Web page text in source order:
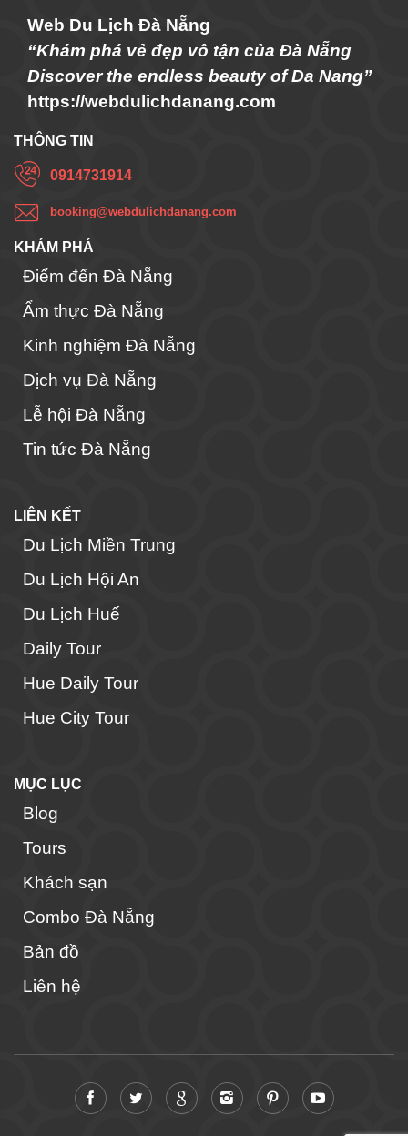
Web Du Lịch Đà Nẵng
“Khám phá vẻ đẹp vô tận của Đà Nẵng
Discover the endless beauty of Da Nang”
https://webdulichdanang.com
THÔNG TIN
0914731914
booking@webdulichdanang.com
KHÁM PHÁ
Điểm đến Đà Nẵng
Ẩm thực Đà Nẵng
Kinh nghiệm Đà Nẵng
Dịch vụ Đà Nẵng
Lễ hội Đà Nẵng
Tin tức Đà Nẵng
LIÊN KẾT
Du Lịch Miền Trung
Du Lịch Hội An
Du Lịch Huế
Daily Tour
Hue Daily Tour
Hue City Tour
MỤC LỤC
Blog
Tours
Khách sạn
Combo Đà Nẵng
Bản đồ
Liên hệ